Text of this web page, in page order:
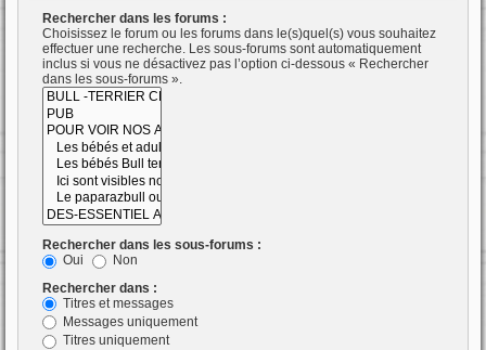
Rechercher dans les forums :
Choisissez le forum ou les forums dans le(s)quel(s) vous souhaitez
effectuer une recherche. Les sous-forums sont automatiquement
inclus si vous ne désactivez pas l’option ci-dessous « Rechercher
dans les sous-forums ».
Rechercher dans les sous-forums :
Oui
Non
Rechercher dans :
Titres et messages
Messages uniquement
Titres uniquement